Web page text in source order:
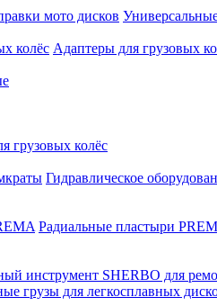
мото дисков
колёс Адаптеры для грузовых
грузовых колёс
Гидравлическое
Радиальные пластыри
инструмент SHERBO для
грузы для легкосплавных